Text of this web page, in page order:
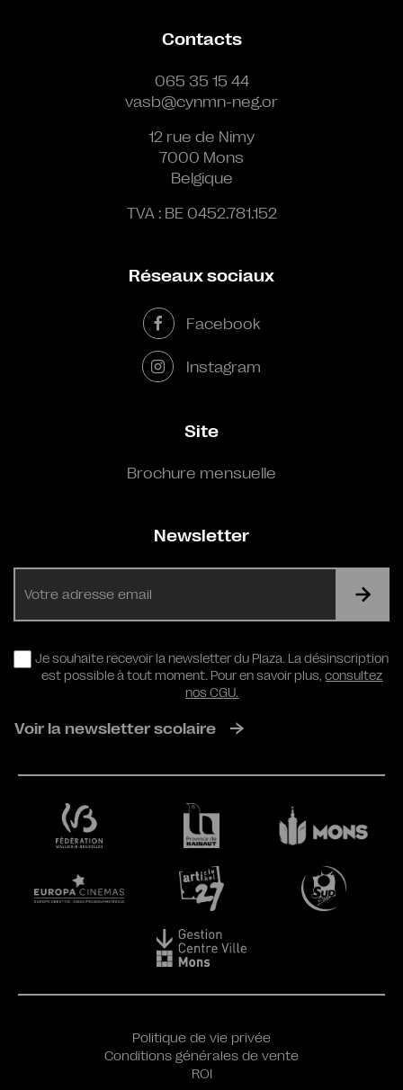
Contacts
065 35 15 44
vasb@cynmn-neg.or
12 rue de Nimy
7000 Mons
Belgique
TVA : BE 0452.781.152
Réseaux sociaux
Facebook
Instagram
Site
Brochure mensuelle
Newsletter
RGPD
Je souhaite recevoir la newsletter du Plaza. La désinscription
est possible à tout moment. Pour en savoir plus,consultez
nos CGU.
Voir la newsletter scolaire
Politique de vie privée
Conditions générales de vente
ROI